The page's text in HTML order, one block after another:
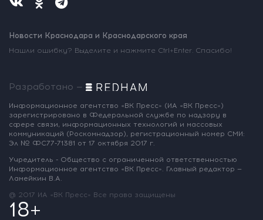
Новости Краснодара и Краснодарского края
Нашли ошибку? Выделите и нажмите Ctrl+Enter. Спасибо!
Разработано —
Информационное агентство «ВК Пресс» (ИА «ВК Пресс»)
зарегистрировано в Федеральной службе по надзору в
сфере связи, информационных технологий и массовых
коммуникаций (Роскомнадзор), регистрационный номер СМИ:
Эл № ФС77-71381 от 17 октября 2017 г.
Учредитель - Общество с ограниченной ответственностью
Информационное агентство «ВК Пресс». Главный редактор —
Ламейкин В.А.
@ 2017 ИА «ВК Пресс» Все права защищены
18+